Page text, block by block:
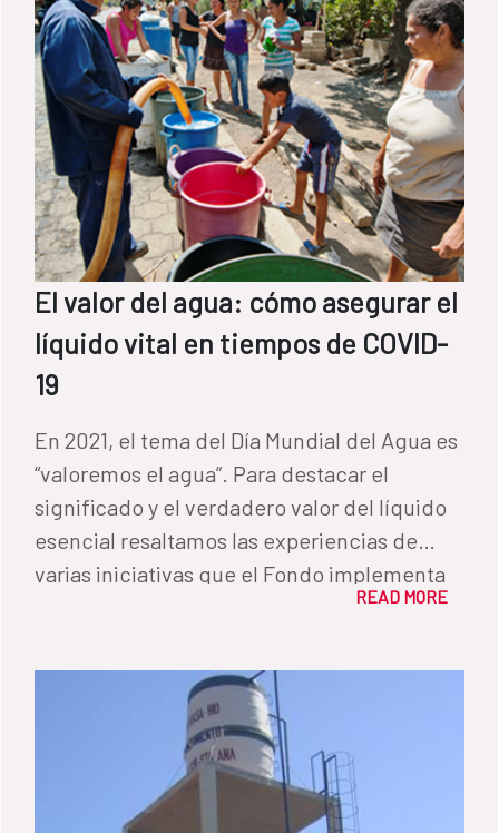
El valor del agua: cómo asegurar el
líquido vital en tiempos de COVID-
19
En 2021, el tema del Día Mundial del Agua es
“valoremos el agua”. Para destacar el
significado y el verdadero valor del líquido
esencial resaltamos las experiencias de
varias iniciativas que el Fondo implementa
en distintos países en colaboración con el
Mientras haya gente sin vacunar, el lavado
de manos con agua y jabón es una de las
principales barreras contra el coronavirus.
READ MORE